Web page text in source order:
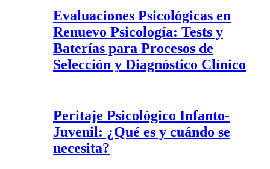
Evaluaciones Psicológicas en
Renuevo Psicología: Tests y
Baterías para Procesos de
Selección y Diagnóstico Clínico
Peritaje Psicológico Infanto-
Juvenil: ¿Qué es y cuándo se
necesita?